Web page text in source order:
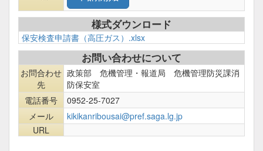
様式ダウンロード
保安検査申請書（高圧ガス）.xlsx
お問い合わせについて
お問合わせ
先
政策部 危機管理・報道局 危機管理防災課消
防保安室
電話番号
0952-25-7027
メール
kikikanribousai@pref.saga.lg.jp
URL